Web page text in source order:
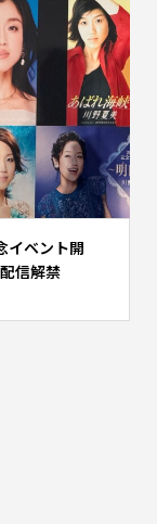
イベント開
信解禁